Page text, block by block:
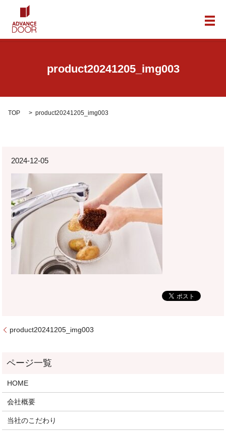
メ
product20241205_img003
TOP product20241205_img003
2024-12-05
product20241205_img003
HOME
会社概要
当社のこだわり